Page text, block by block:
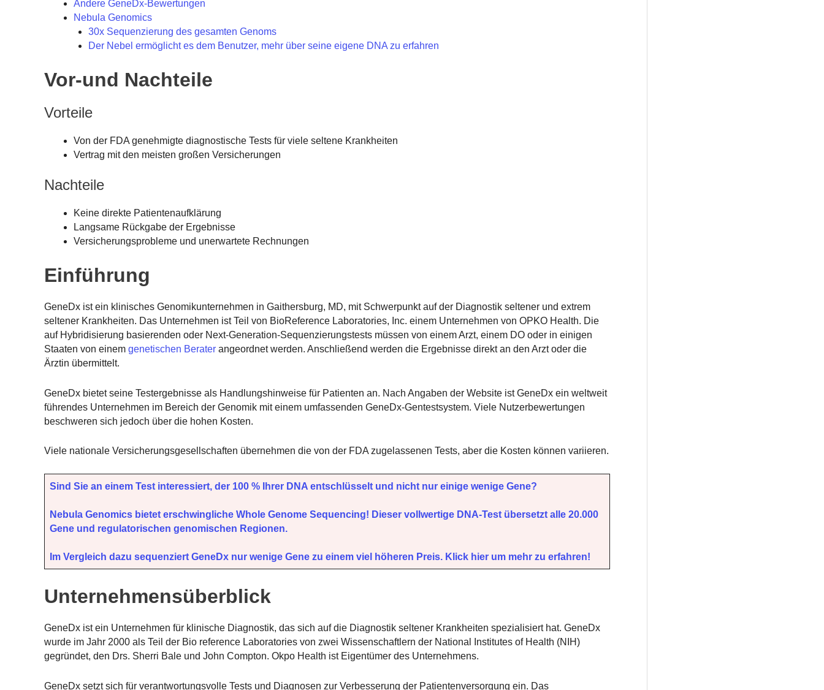
Andere GeneDx-Bewertungen
Nebula Genomics
30x Sequenzierung des gesamten Genoms
Der Nebel ermöglicht es dem Benutzer, mehr über seine eigene DNA zu erfahren
Vor-und Nachteile
Vorteile
Von der FDA genehmigte diagnostische Tests für viele seltene Krankheiten
Vertrag mit den meisten großen Versicherungen
Nachteile
Keine direkte Patientenaufklärung
Langsame Rückgabe der Ergebnisse
Versicherungsprobleme und unerwartete Rechnungen
Einführung
GeneDx ist ein klinisches Genomikunternehmen in Gaithersburg, MD, mit Schwerpunkt auf der Diagnostik seltener und extrem
seltener Krankheiten. Das Unternehmen ist Teil von BioReference Laboratories, Inc. einem Unternehmen von OPKO Health. Die
auf Hybridisierung basierenden oder Next-Generation-Sequenzierungstests müssen von einem Arzt, einem DO oder in einigen
Staaten von einem genetischen Berater angeordnet werden. Anschließend werden die Ergebnisse direkt an den Arzt oder die
Ärztin übermittelt.
GeneDx bietet seine Testergebnisse als Handlungshinweise für Patienten an. Nach Angaben der Website ist GeneDx ein weltweit
führendes Unternehmen im Bereich der Genomik mit einem umfassenden GeneDx-Gentestsystem. Viele Nutzerbewertungen
beschweren sich jedoch über die hohen Kosten.
Viele nationale Versicherungsgesellschaften übernehmen die von der FDA zugelassenen Tests, aber die Kosten können variieren.
Sind Sie an einem Test interessiert, der 100 % Ihrer DNA entschlüsselt und nicht nur einige wenige Gene?
Nebula Genomics bietet erschwingliche Whole Genome Sequencing! Dieser vollwertige DNA-Test übersetzt alle 20.000
Gene und regulatorischen genomischen Regionen.
Im Vergleich dazu sequenziert GeneDx nur wenige Gene zu einem viel höheren Preis. Klick hier um mehr zu erfahren!
Unternehmensüberblick
GeneDx ist ein Unternehmen für klinische Diagnostik, das sich auf die Diagnostik seltener Krankheiten spezialisiert hat. GeneDx
wurde im Jahr 2000 als Teil der Bio reference Laboratories von zwei Wissenschaftlern der National Institutes of Health (NIH)
gegründet, den Drs. Sherri Bale und John Compton. Okpo Health ist Eigentümer des Unternehmens.
GeneDx setzt sich für verantwortungsvolle Tests und Diagnosen zur Verbesserung der Patientenversorgung ein. Das